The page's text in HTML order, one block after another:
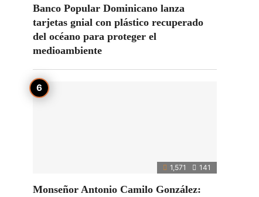
Banco Popular Dominicano lanza
tarjetas gnial con plástico recuperado
del océano para proteger el
medioambiente
1,571 141
Monseñor Antonio Camilo González: